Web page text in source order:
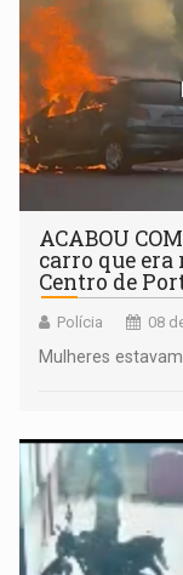
ACABOU
carro que era
Centro de
Polícia 08
Mulheres